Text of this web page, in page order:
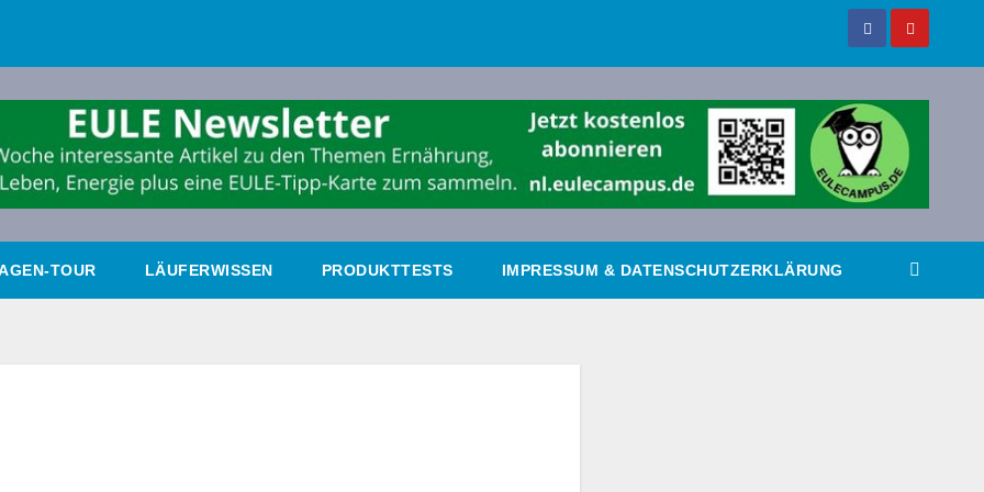
TOUR LÄUFERWISSEN PRODUKTTESTS IMPRESSUM & DATENSCHUTZERKLÄRUNG